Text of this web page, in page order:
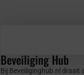
Beveiliging Hub
Bij Beveiliginghub.nl draait